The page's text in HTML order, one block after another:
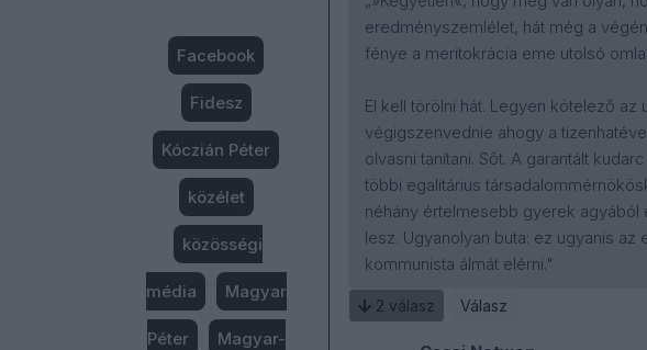
eredményszemlélet, hát még a
fénye a meritokrácia eme utolsó
El kell törölni hát. Legyen kötelező
végigszenvednie ahogy a
olvasni tanítani. Sőt. A garantált
többi egalitárius
néhány értelmesebb gyerek
lesz. Ugyanolyan buta: ez ugyanis
kommunista álmát elérni."
2 válasz Válasz
Facebook
Fidesz
Kóczián Péter
közélet
közösségi
média Magyar
Péter Magyar-